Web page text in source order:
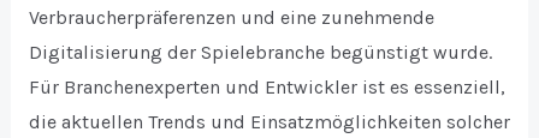
Verbraucherpräferenzen und eine zunehmende
Digitalisierung der Spielebranche begünstigt wurde.
Für Branchenexperten und Entwickler ist es essenziell,
die aktuellen Trends und Einsatzmöglichkeiten solcher